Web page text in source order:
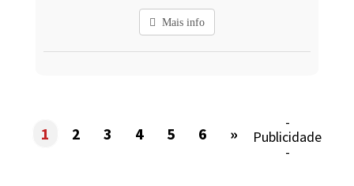
Mais info
1 2 3 4 5 6 »
-
Publicidade
-